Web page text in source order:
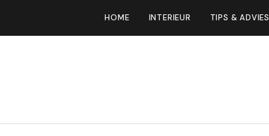
HOME INTERIEUR TIPS & ADVIES